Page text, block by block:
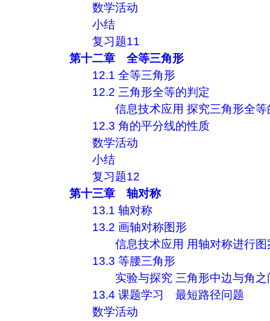
数学活动
小结
复习题11
第十二章 全等三角形
12.1 全等三角形
12.2 三角形全等的判定
信息技术应用 探究三角形全等
12.3 角的平分线的性质
数学活动
小结
复习题12
第十三章 轴对称
13.1 轴对称
13.2 画轴对称图形
信息技术应用 用轴对称进行图
13.3 等腰三角形
实验与探究 三角形中边与角
13.4 课题学习 最短路径问题
数学活动